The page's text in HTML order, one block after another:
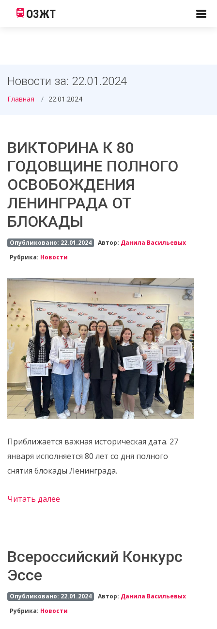
ОЗЖТ
Новости за: 22.01.2024
Главная 22.01.2024
ВИКТОРИНА К 80
ГОДОВЩИНЕ ПОЛНОГО
ОСВОБОЖДЕНИЯ
ЛЕНИНГРАДА ОТ
БЛОКАДЫ
Опубликовано: 22.01.2024 Автор: Данила Васильевых
Рубрика: Новости
Приближается важная историческая дата. 27
января исполняется 80 лет со дня полного
снятия блокады Ленинграда.
Читать далее
Всероссийский Конкурс
Эссе
Опубликовано: 22.01.2024 Автор: Данила Васильевых
Рубрика: Новости